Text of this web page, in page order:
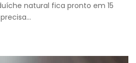
natural fica pronto em 15